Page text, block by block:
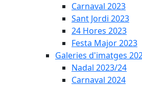
Carnaval 2023
Sant Jordi 2023
24 Hores 2023
Festa Major 2023
Galeries d'imatges
Nadal 2023/24
Carnaval 2024